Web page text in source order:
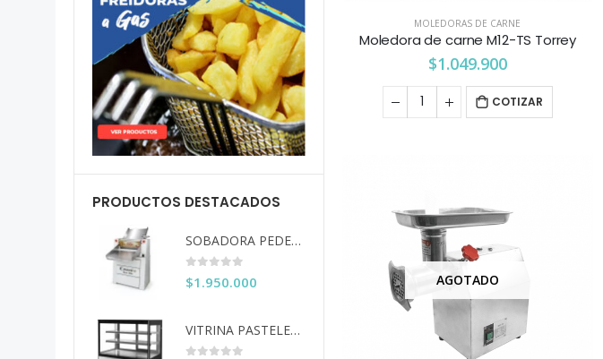
MOLEDORAS DE CARNE
Moledora de carne M12-TS Torrey
$1.049.900
COTIZAR
AGOTADO
PRODUCTOS DESTACADOS
SOBADORA PEDESTAL 60 CM COUSIÑO
0
$1.950.000
VITRINA PASTELERA ITA RECTA 150 CM